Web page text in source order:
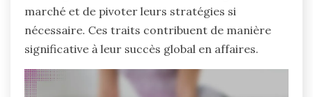
marché et de pivoter leurs stratégies si
nécessaire. Ces traits contribuent de manière
significative à leur succès global en affaires.